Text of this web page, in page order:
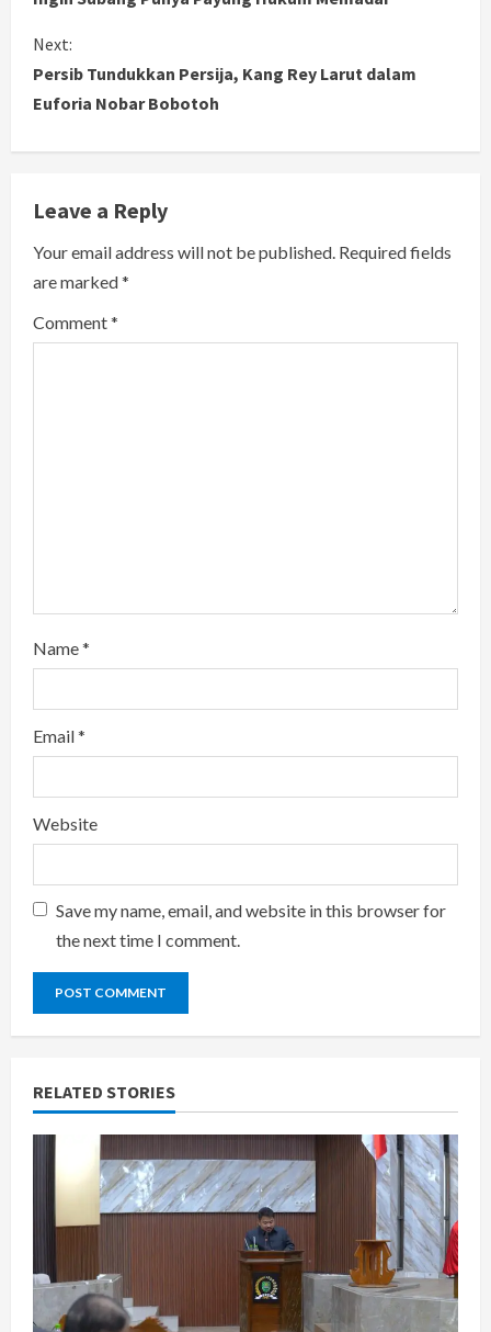
n
t
u
e
R
Next:
Persib Tundukkan Persija, Kang Rey Larut dalam
Euforia Nobar Bobotoh
Leave a Reply
Your email address will not be published. Required fields
are marked*
Comment*
Name*
Email*
Website
Save my name, email, and website in this browser for
the next time I comment.
RELATED STORIES